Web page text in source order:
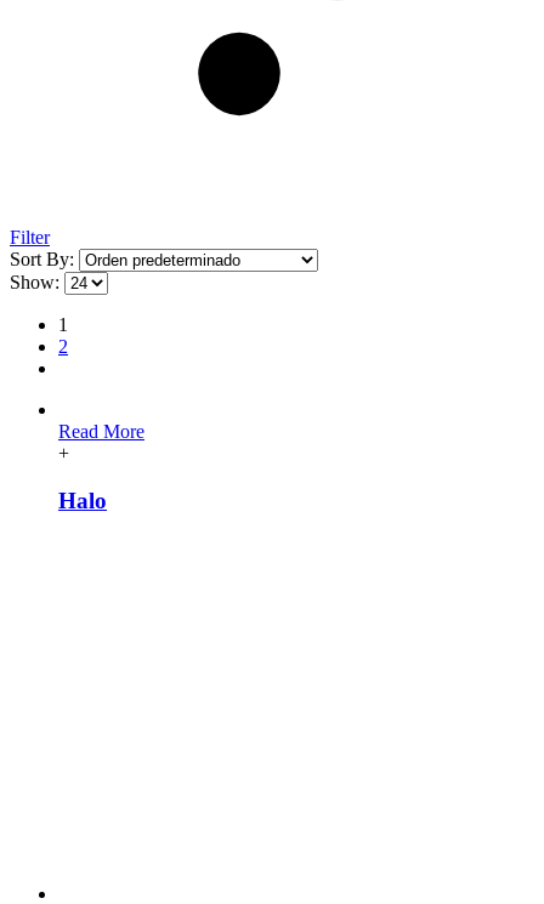
Filter
Sort By:
Show:
1
2
Read More
+
Halo